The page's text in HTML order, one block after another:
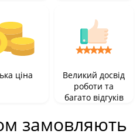
ціна
Великий досвід
роботи та
багато відгуків
замовляють